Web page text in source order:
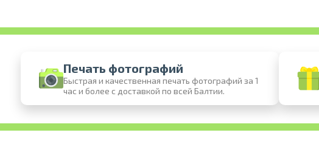
Печать фотографий
Быстрая и качественная печать фотографий за 1
час и более с доставкой по всей Балтии.